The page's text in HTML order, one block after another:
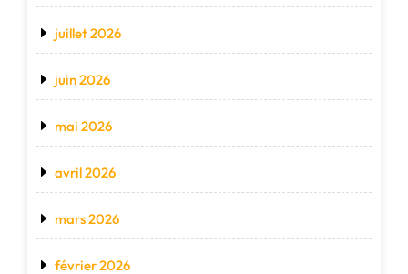
juillet 2026
juin 2026
mai 2026
avril 2026
mars 2026
février 2026